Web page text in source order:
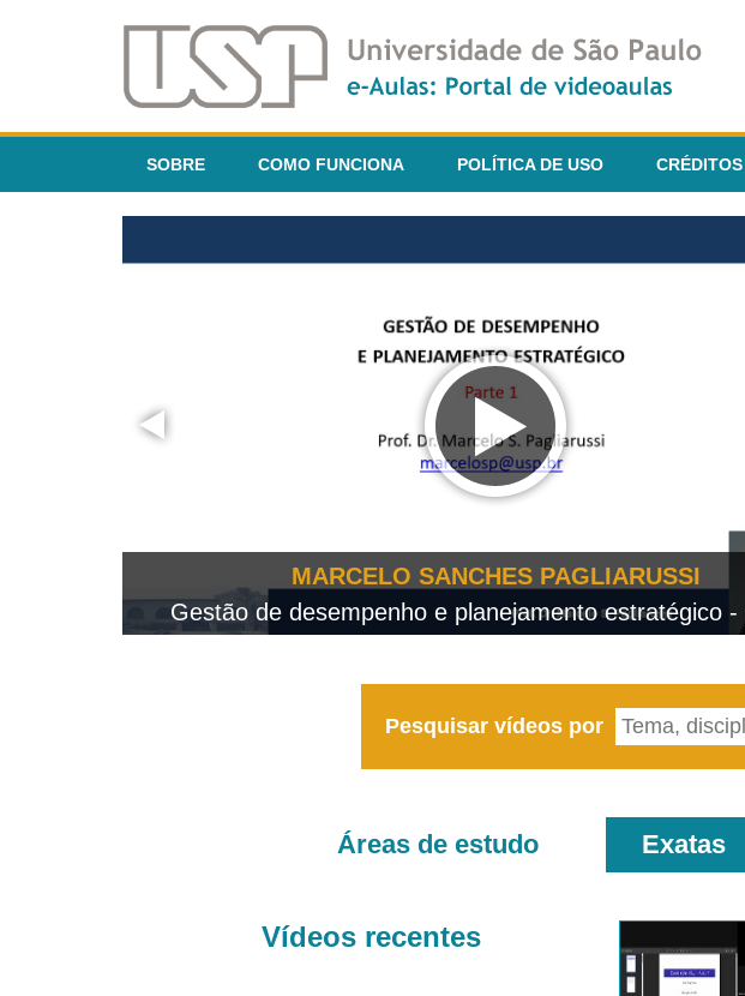
SOBRE COMO FUNCIONA POLÍTICA DE USO CRÉDITOS
MARCELO SANCHES PAGLIARUSSI
Gestão de desempenho e planejamento estratégico
Pesquisar vídeos por
Áreas de estudo Exatas
Vídeos recentes